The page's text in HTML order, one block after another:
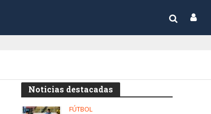
Noticias destacadas
FÚTBOL